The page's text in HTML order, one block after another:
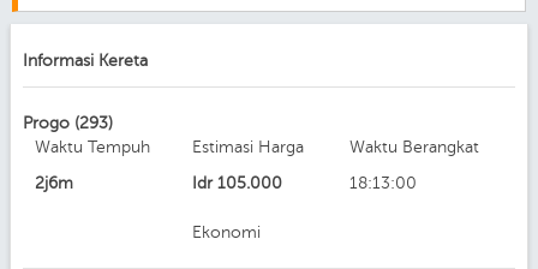
Informasi Kereta
Progo (293)
Waktu Tempuh
2j6m
Estimasi Harga
Idr 105.000
Ekonomi
Waktu Berangkat
18:13:00